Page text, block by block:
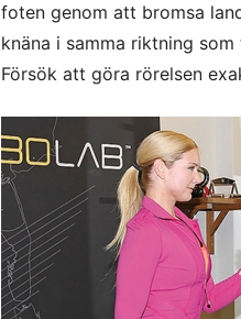
foten genom att bromsa
knäna i samma riktning
Försök att göra rörelsen